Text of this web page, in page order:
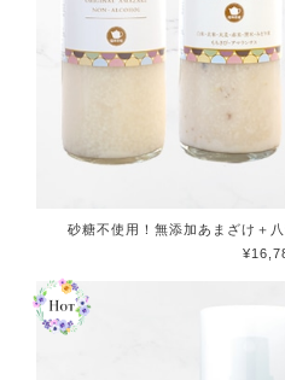
砂糖不使用！無添加あまざけ＋